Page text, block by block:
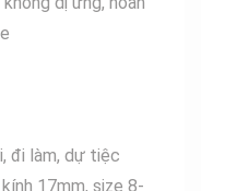
đi làm, dự tiệc
17mm, size 8-